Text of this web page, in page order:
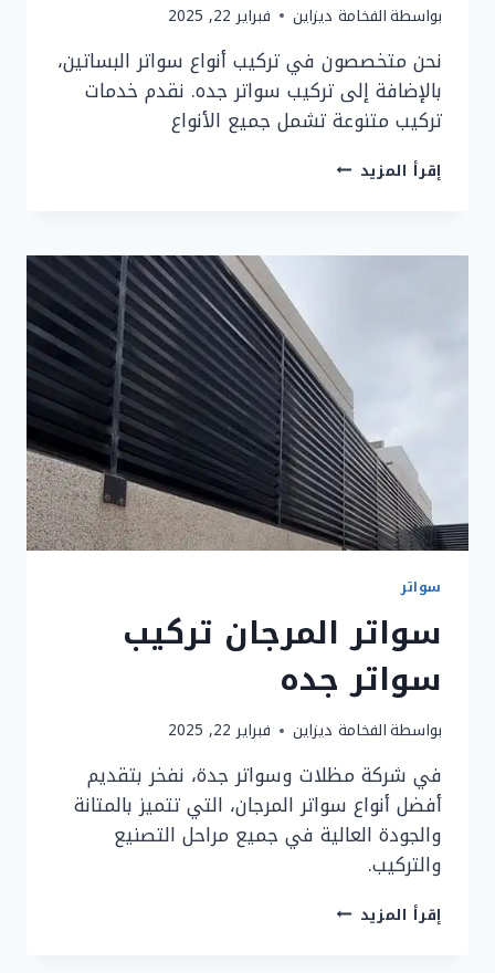
بواسطةالفخامة ديزاين فبراير 22, 2025
نحن متخصصون في تركيب أنواع سواتر البساتين،
بالإضافة إلى تركيب سواتر جده. نقدم خدمات
تركيب متنوعة تشمل جميع الأنواع
إقرأ المزيد سواتر
سواتر
البساتين
0533716416
سواتر
سواتر المرجان تركيب
سواتر جده
بواسطةالفخامة ديزاين فبراير 22, 2025
في شركة مظلات وسواتر جدة، نفخر بتقديم
أفضل أنواع سواتر المرجان، التي تتميز بالمتانة
والجودة العالية في جميع مراحل التصنيع
والتركيب.
إقرأ المزيد سواتر